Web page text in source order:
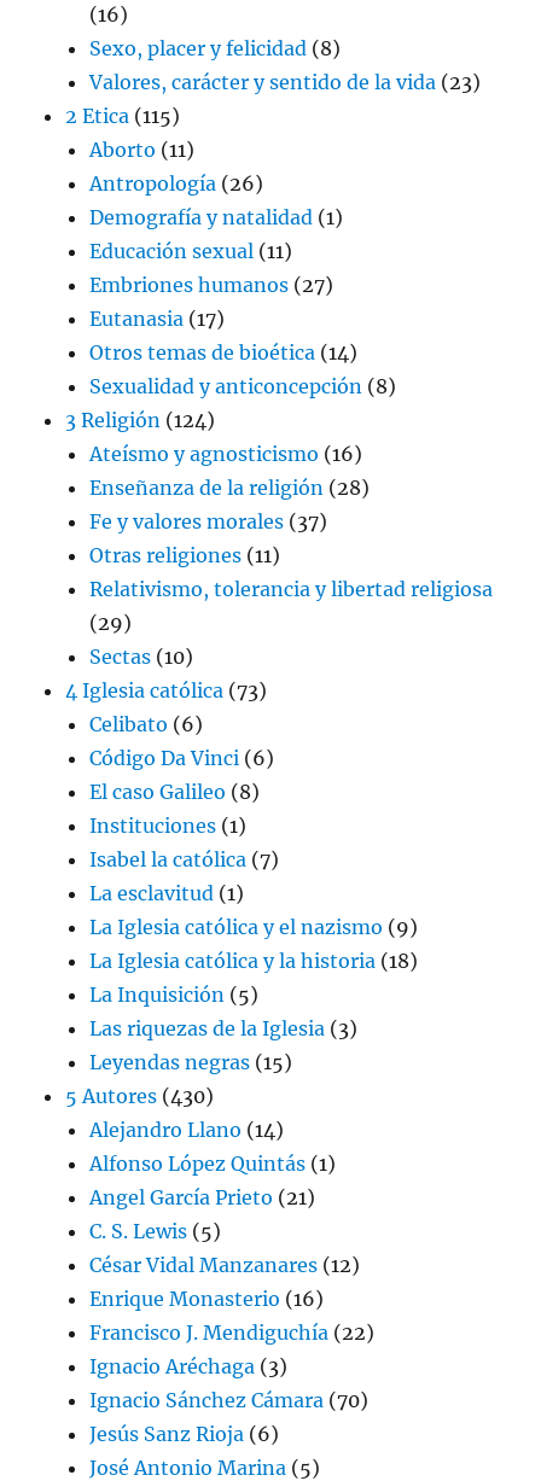
(16)
Sexo, placer y felicidad (8)
Valores, carácter y sentido de la vida (23)
2 Etica (115)
Aborto (11)
Antropología (26)
Demografía y natalidad (1)
Educación sexual (11)
Embriones humanos (27)
Eutanasia (17)
Otros temas de bioética (14)
Sexualidad y anticoncepción (8)
3 Religión (124)
Ateísmo y agnosticismo (16)
Enseñanza de la religión (28)
Fe y valores morales (37)
Otras religiones (11)
Relativismo, tolerancia y libertad religiosa
(29)
Sectas (10)
4 Iglesia católica (73)
Celibato (6)
Código Da Vinci (6)
El caso Galileo (8)
Instituciones (1)
Isabel la católica (7)
La esclavitud (1)
La Iglesia católica y el nazismo (9)
La Iglesia católica y la historia (18)
La Inquisición (5)
Las riquezas de la Iglesia (3)
Leyendas negras (15)
5 Autores (430)
Alejandro Llano (14)
Alfonso López Quintás (1)
Angel García Prieto (21)
C. S. Lewis (5)
César Vidal Manzanares (12)
Enrique Monasterio (16)
Francisco J. Mendiguchía (22)
Ignacio Aréchaga (3)
Ignacio Sánchez Cámara (70)
Jesús Sanz Rioja (6)
José Antonio Marina (5)